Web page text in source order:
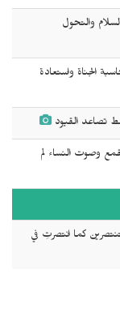
والتحول
الجناة واستعادة
تصاعد القيود
وصوت النساء لم
كما انتصرتِ في